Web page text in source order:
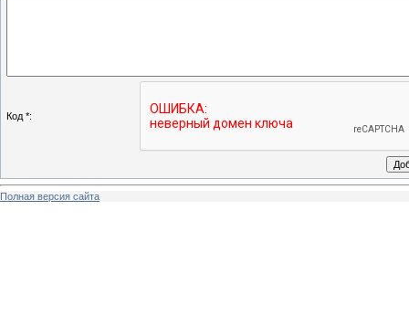
Код *:
Полная версия сайта